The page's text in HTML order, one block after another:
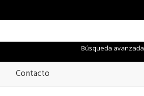
Búsqueda avanzada
Contacto